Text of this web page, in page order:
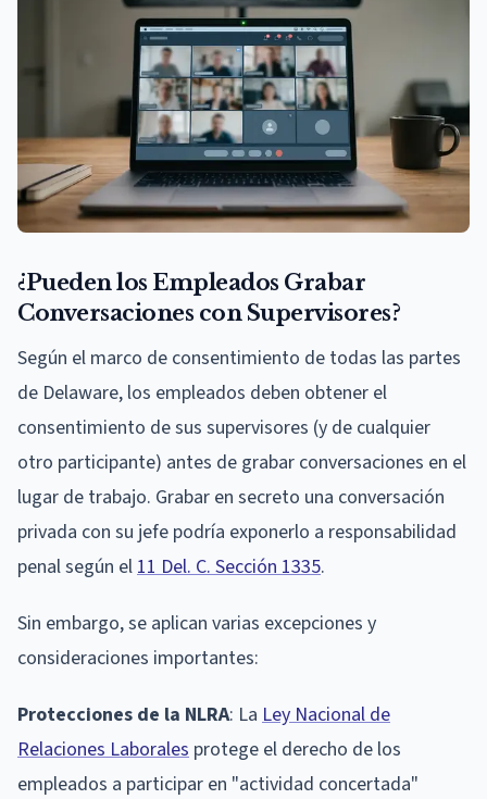
¿Pueden los Empleados Grabar
Conversaciones con Supervisores?
Según el marco de consentimiento de todas las partes
de Delaware, los empleados deben obtener el
consentimiento de sus supervisores (y de cualquier
otro participante) antes de grabar conversaciones en el
lugar de trabajo. Grabar en secreto una conversación
privada con su jefe podría exponerlo a responsabilidad
penal según el 11 Del. C. Sección 1335.
Sin embargo, se aplican varias excepciones y
consideraciones importantes:
Protecciones de la NLRA: La Ley Nacional de
Relaciones Laborales protege el derecho de los
empleados a participar en "actividad concertada"